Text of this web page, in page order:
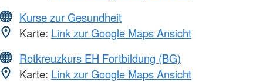
Kurse zur Gesundheit
Karte: Link zur Google Maps Ansicht
Rotkreuzkurs EH Fortbildung (BG)
Karte: Link zur Google Maps Ansicht